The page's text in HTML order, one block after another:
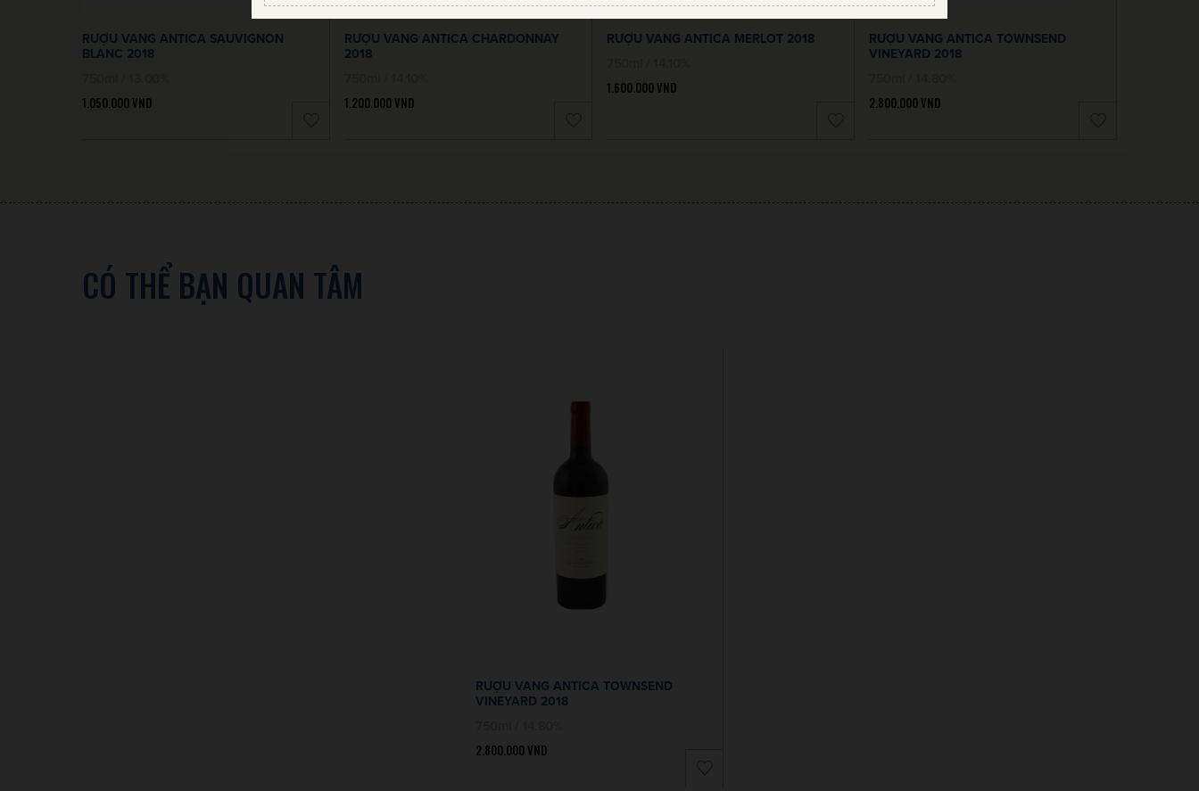
RƯỢU VANG ANTICA SAUVIGNON
BLANC 2018
1.050.000 VND
RƯỢU VANG ANTICA CHARDONNAY
2018
1.200.000 VND
RƯỢU VANG ANTICA MERLOT 2018
1.600.000 VND
RƯỢU VANG ANTICA TOWNSEND
VINEYARD 2018
2.800.000 VND
CÓ THỂ BẠN QUAN TÂM
RƯỢU VANG ANTICA TOWNSEND
VINEYARD 2018
2.800.000VND